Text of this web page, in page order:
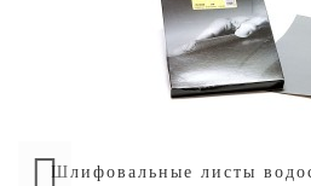
Шлифовальные листы